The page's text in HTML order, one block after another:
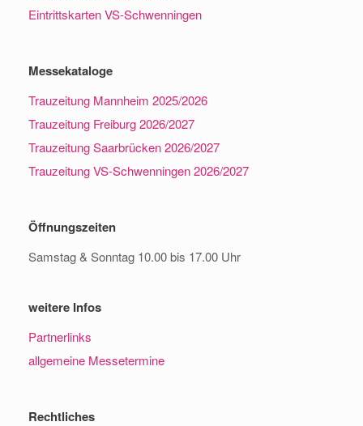
Eintrittskarten VS-Schwenningen
Messekataloge
Trauzeitung Mannheim 2025/2026
Trauzeitung Freiburg 2026/2027
Trauzeitung Saarbrücken 2026/2027
Trauzeitung VS-Schwenningen 2026/2027
Öffnungszeiten
Samstag & Sonntag 10.00 bis 17.00 Uhr
weitere Infos
Partnerlinks
allgemeine Messetermine
Rechtliches